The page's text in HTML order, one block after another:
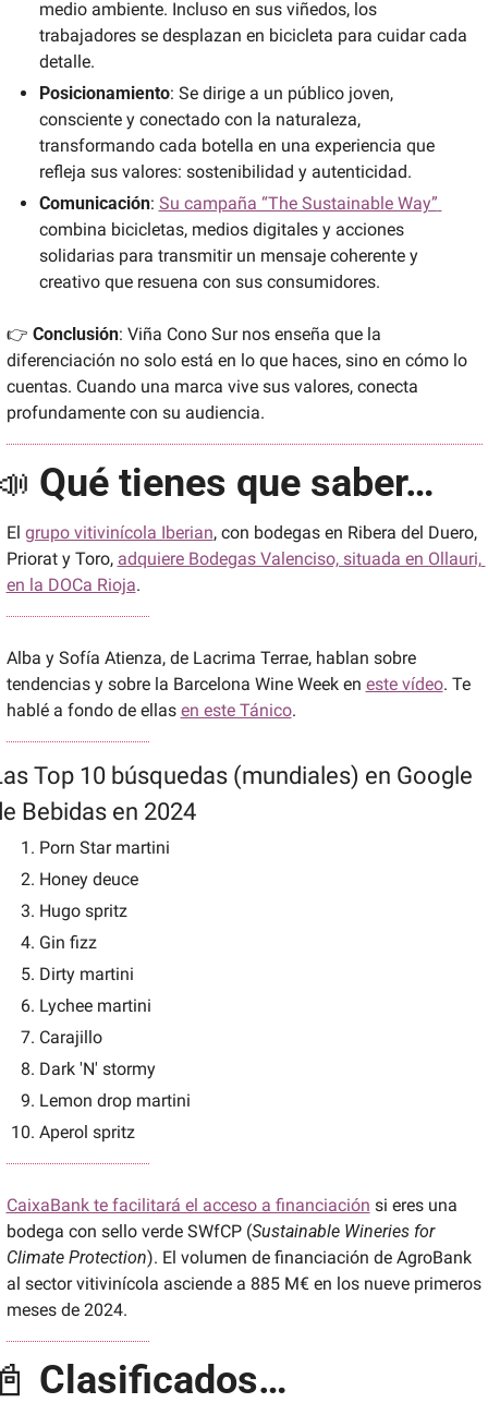
medio ambiente. Incluso en sus viñedos, los
trabajadores se desplazan en bicicleta para cuidar cada
detalle.
Posicionamiento: Se dirige a un público joven,
consciente y conectado con la naturaleza,
transformando cada botella en una experiencia que
refleja sus valores: sostenibilidad y autenticidad.
Comunicación:
combina bicicletas, medios digitales y acciones
solidarias para transmitir un mensaje coherente y
creativo que resuena con sus consumidores.
👉 Conclusión: Viña Cono Sur nos enseña que la
diferenciación no solo está en lo que haces, sino en cómo lo
cuentas. Cuando una marca vive sus valores, conecta
profundamente con su audiencia.
Qué tienes que saber…
El grupo vitivinícola Iberian, con bodegas en Ribera del Duero,
Priorat y Toro, adquiere Bodegas Valenciso, situada en Ollauri,
en la DOCa Rioja.
Alba y Sofía Atienza, de Lacrima Terrae, hablan sobre
tendencias y sobre la Barcelona Wine Week en este vídeo. Te
hablé a fondo de ellas en este Tánico.
Top 10 búsquedas (mundiales) en Google
Bebidas en 2024
Porn Star martini
Honey deuce
Hugo spritz
Gin fizz
Dirty martini
Lychee martini
Carajillo
Dark 'N' stormy
Lemon drop martini
Aperol spritz
CaixaBank te facilitará el acceso a financiación si eres una
bodega con sello verde SWfCP (Sustainable Wineries for
Climate Protection). El volumen de financiación de AgroBank
al sector vitivinícola asciende a 885 M€ en los nueve primeros
meses de 2024.
Clasificados…